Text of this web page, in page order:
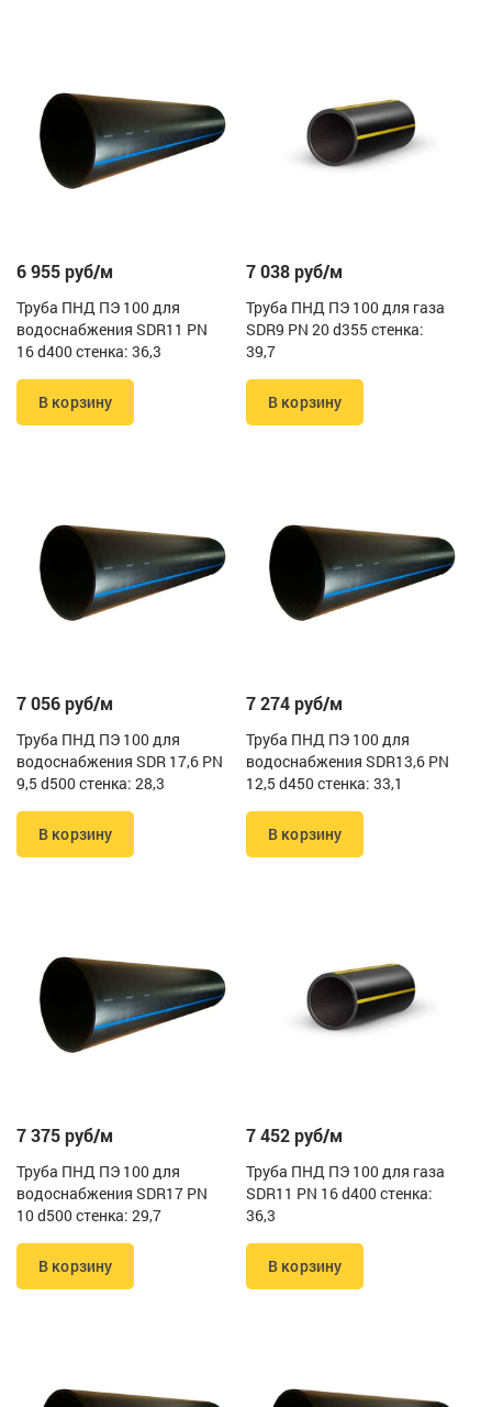
6 955 руб/м
Труба ПНД ПЭ 100 для
водоснабжения SDR11 PN
16 d400 стенка: 36,3
В корзину
7 038 руб/м
Труба ПНД ПЭ 100 для газа
SDR9 PN 20 d355 стенка:
39,7
В корзину
7 056 руб/м
Труба ПНД ПЭ 100 для
водоснабжения SDR 17,6 PN
9,5 d500 стенка: 28,3
В корзину
7 274 руб/м
Труба ПНД ПЭ 100 для
водоснабжения SDR13,6 PN
12,5 d450 стенка: 33,1
В корзину
7 375 руб/м
Труба ПНД ПЭ 100 для
водоснабжения SDR17 PN
10 d500 стенка: 29,7
В корзину
7 452 руб/м
Труба ПНД ПЭ 100 для газа
SDR11 PN 16 d400 стенка:
36,3
В корзину